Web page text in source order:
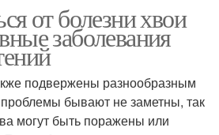
от болезни хвои
заболевания
подвержены разнообразным
бывают не заметны, так
могут быть поражены или